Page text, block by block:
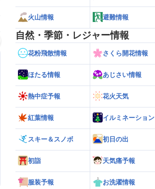
火山情報 避難情報
自然・季節・レジャー情報
花粉飛散情報 さくら開花情報
ほたる情報 あじさい情報
熱中症予報 花火天気
紅葉情報 イルミネーション
スキー＆スノボ 初日の出
初詣 天気痛予報
服装予報 お洗濯情報